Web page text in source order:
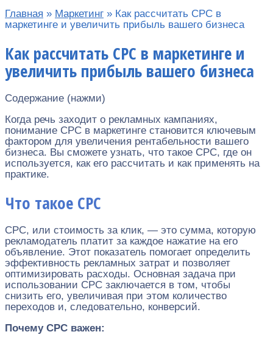
Главная » Маркетинг » Как рассчитать CPC в
маркетинге и увеличить прибыль вашего бизнеса
Как рассчитать CPC в маркетинге и
увеличить прибыль вашего бизнеса
Содержание (нажми)
Когда речь заходит о рекламных кампаниях,
понимание CPC в маркетинге становится ключевым
фактором для увеличения рентабельности вашего
бизнеса. Вы сможете узнать, что такое CPC, где он
используется, как его рассчитать и как применять на
практике.
Что такое CPC
CPC, или стоимость за клик, — это сумма, которую
рекламодатель платит за каждое нажатие на его
объявление. Этот показатель помогает определить
эффективность рекламных затрат и позволяет
оптимизировать расходы. Основная задача при
использовании CPC заключается в том, чтобы
снизить его, увеличивая при этом количество
переходов и, следовательно, конверсий.
Почему CPC важен: